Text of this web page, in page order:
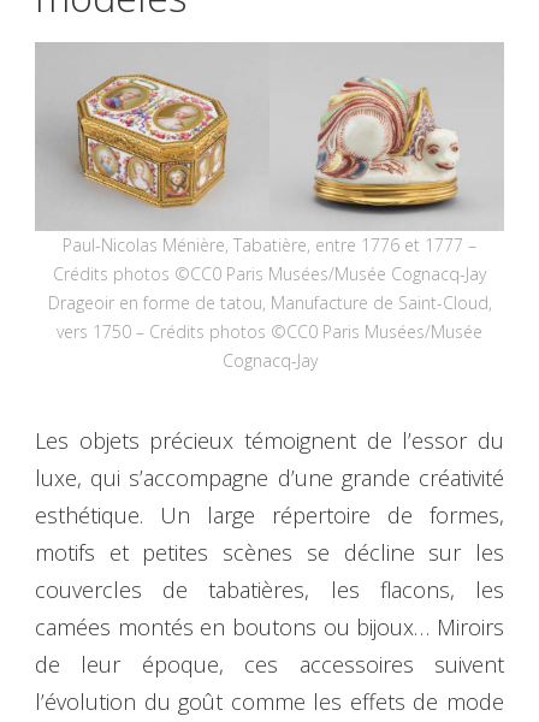
Paul-Nicolas Ménière, Tabatière, entre 1776 et 1777 –
Crédits photos ©CC0 Paris Musées/Musée Cognacq-Jay
Drageoir en forme de tatou, Manufacture de Saint-Cloud,
vers 1750 – Crédits photos ©CC0 Paris Musées/Musée
Cognacq-Jay
Les objets précieux témoignent de l’essor du
luxe, qui s’accompagne d’une grande créativité
esthétique. Un large répertoire de formes,
motifs et petites scènes se décline sur les
couvercles de tabatières, les flacons, les
camées montés en boutons ou bijoux… Miroirs
de leur époque, ces accessoires suivent
l’évolution du goût comme les effets de mode